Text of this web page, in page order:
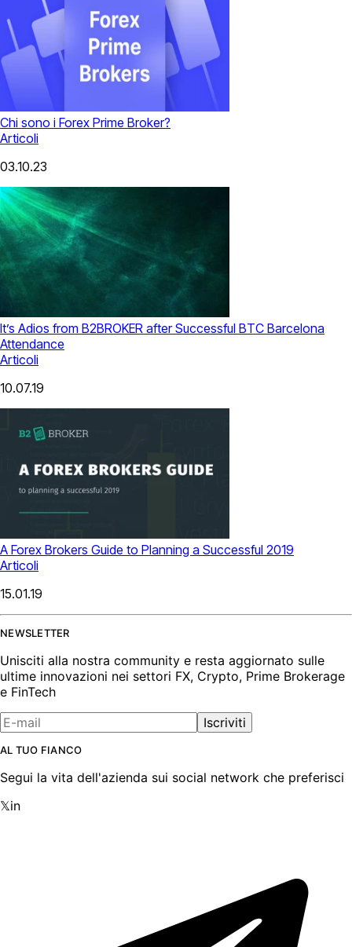
Chi sono i Forex Prime Broker?
Articoli
03.10.23
It’s Adios from B2BROKER after Successful BTC Barcelona
Attendance
Articoli
10.07.19
A Forex Brokers Guide to Planning a Successful 2019
Articoli
15.01.19
NEWSLETTER
Unisciti alla nostra community e resta aggiornato sulle
ultime innovazioni nei settori FX, Crypto, Prime Brokerage
e FinTech
Iscriviti
AL TUO FIANCO
Segui la vita dell'azienda sui social network che preferisci
𝕏in